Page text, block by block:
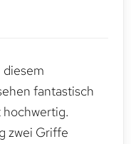
fantastisch
hochwertig.
zwei Griffe